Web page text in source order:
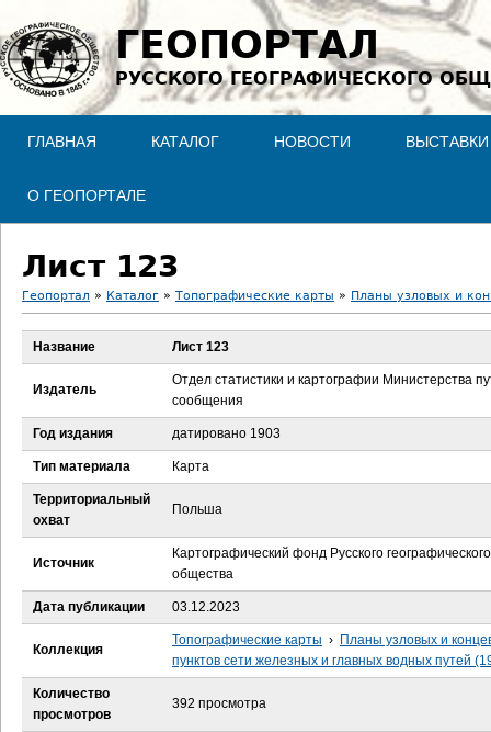
Jump to navigation
ГЕОПОРТАЛ
РУССКОГО ГЕОГРАФИЧЕСКОГО
ГЛАВНАЯ КАТАЛОГ НОВОСТИ ВЫСТАВКИ
О ГЕОПОРТАЛЕ
Лист 123
В
з
д
е
с
ь
Геопортал » Каталог » Топографические карты » Планы узловых и
Название Лист 123
Издатель
Отдел статистики и картографии Министерства
сообщения
Год издания датировано 1903
Тип материала Карта
Территориальный
охват
Польша
Источник
Картографический фонд Русского географического
общества
Дата публикации 03.12.2023
Коллекция
Топографические карты › Планы узловых и
пунктов сети железных и главных водных путей
Количество
просмотров
392 просмотра